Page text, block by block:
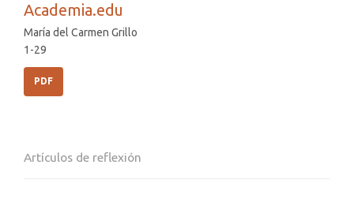
Academia.edu
María del Carmen Grillo
1-29
PDF
Artículos de reflexión